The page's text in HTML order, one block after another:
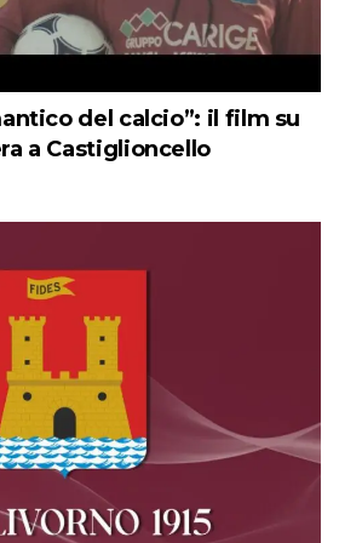
del calcio”: il film su
a Castiglioncello